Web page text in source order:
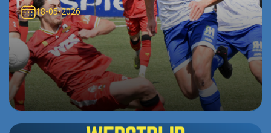
18-05-2026